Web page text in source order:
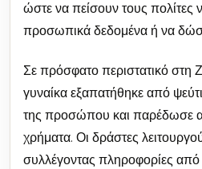
ώστε να πείσουν τους
προσωπικά δεδομένα ή να
Σε πρόσφατο περιστατικό στη
γυναίκα εξαπατήθηκε από
της προσώπου και παρέδωσε
χρήματα. Οι δράστες
συλλέγοντας πληροφορίες από